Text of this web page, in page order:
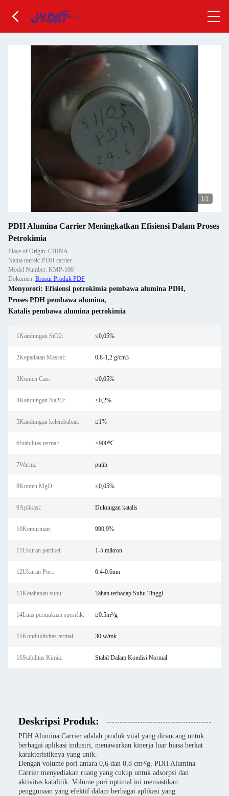
1/1
PDH Alumina Carrier Meningkatkan Efisiensi Dalam Proses
Petrokimia
Place of Origin: CHINA
Nama merek: PDH carrier
Model Number: KMP-100
Dokumen: Brosur Produk PDF
Menyoroti: Efisiensi petrokimia pembawa alumina PDH,
Proses PDH pembawa alumina,
Katalis pembawa alumina petrokimia
1Kandungan SiO2: ≤0,05%
2Kepadatan Massal: 0,8-1,2 g/cm3
3Konten Cao: ≤0,05%
4Kandungan Na2O: ≤0,2%
5Kandungan kelembaban: ≤1%
6Stabilitas termal: ≥900℃
7Warna: putih
8Konten MgO: ≤0,05%
9Aplikasi: Dukungan katalis
10Kemurnian: 990,9%
11Ukuran partikel: 1-5 mikron
12Ukuran Pori: 0.4-0.6nm
13Ketahanan suhu: Tahan terhadap Suhu Tinggi
14Luas permukaan spesifik: ≥0.5m²/g
15Konduktivitas termal: 30 w/mk
16Stabilitas Kimia: Stabil Dalam Kondisi Normal
Deskripsi Produk:
PDH Alumina Carrier adalah produk vital yang dirancang untuk
berbagai aplikasi industri, menawarkan kinerja luar biasa berkat
karakteristiknya yang unik.
Dengan volume pori antara 0,6 dan 0,8 cm³/g, PDH Alumina
Carrier menyediakan ruang yang cukup untuk adsorpsi dan
aktivitas katalitik. Volume pori optimal ini memastikan
penggunaan yang efektif dalam berbagai aplikasi yang